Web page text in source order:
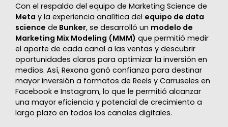
Con el respaldo del equipo de Marketing Science de
Meta y la experiencia analítica del equipo de data
science de Bunker, se desarrolló un modelo de
Marketing Mix Modeling (MMM) que permitió medir
el aporte de cada canal a las ventas y descubrir
oportunidades claras para optimizar la inversión en
medios. Así, Rexona ganó confianza para destinar
mayor inversión a formatos de Reels y Carruseles en
Facebook e Instagram, lo que le permitió alcanzar
una mayor eficiencia y potencial de crecimiento a
largo plazo en todos los canales digitales.